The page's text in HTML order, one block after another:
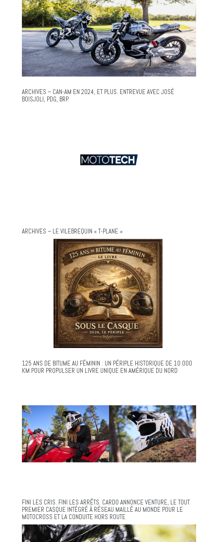
ARCHIVES – CAN-AM EN 2024, ET PLUS. ENTREVUE AVEC JOSÉ
BOISJOLI, PDG, BRP.
ARCHIVES – LE VILEBREQUIN « T-PLANE »
125 ANS DE BITUME AU FÉMININ : UN PÉRIPLE HISTORIQUE DE 10 000
KM POUR PROPULSER UN LIVRE UNIQUE EN AMÉRIQUE DU NORD
FINI LES CRIS. FINI LES ARRÊTS. CARDO ANNONCE VENTURE, LE TOUT
PREMIER CASQUE INTÉGRÉ À RÉSEAU MAILLÉ AU MONDE POUR LE
MOTOCROSS ET LA CONDUITE HORS ROUTE